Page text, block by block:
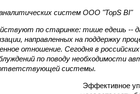
систем ООО "TopS BI"
по старинке: тише едешь --
направленных на поддержку
отношение. Сегодня в
по поводу необходимости
системы.
Эффективное